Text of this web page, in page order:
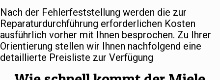
Nach der Fehlerfeststellung werden die zur
Reparaturdurchführung erforderlichen Kosten
ausführlich vorher mit Ihnen besprochen. Zu Ihrer
Orientierung stellen wir Ihnen nachfolgend eine
detaillierte Preisliste zur Verfügung